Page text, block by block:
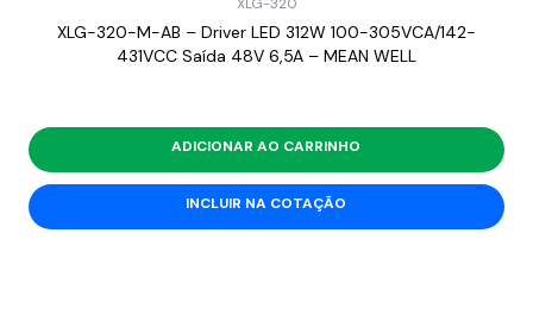
XLG-320-M-AB – Driver LED 312W 100-305VCA/142-
431VCC Saída 48V 6,5A – MEAN WELL
ADICIONAR AO CARRINHO
INCLUIR NA COTAÇÃO